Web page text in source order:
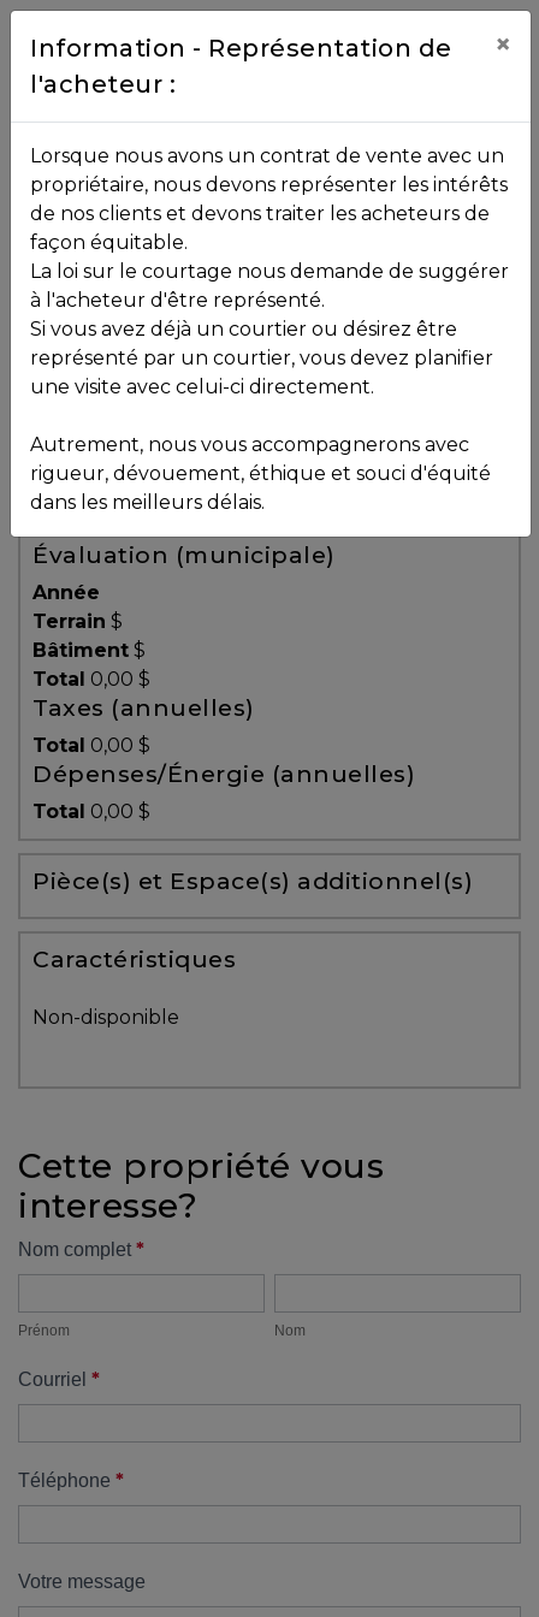
Contact
NOS
PROPRIÉTÉS
VOS
COURTIERS
Équipe
Partenaires
Témoignages
Blogue
ACHAT
Alerte
immobilière
Avec
un
courtier
vous
protégé!
outils
pour
financement
propriétaire
UNE
DÉCISION
!
de
démarrage
:
Toutes les propriétés
Vendu
, , ,
J8B 1P1
Voir plus de photos
Évaluation (municipale)
Année
Terrain $
Bâtiment $
Total 0,00 $
Taxes (annuelles)
Total 0,00 $
Dépenses/Énergie (annuelles)
Total 0,00 $
Pièce(s) et Espace(s) additionnel(s)
Caractéristiques
Non-disponible
Cette propriété vous
interesse?
Formulaire
Nom complet *
Prénom Nom
Courriel *
Téléphone *
Votre message
Information - Représentation de
l'acheteur :
×
Lorsque nous avons un contrat de vente avec un
propriétaire, nous devons représenter les intérêts
de nos clients et devons traiter les acheteurs de
façon équitable.
La loi sur le courtage nous demande de suggérer
à l'acheteur d'être représenté.
Si vous avez déjà un courtier ou désirez être
représenté par un courtier, vous devez planifier
une visite avec celui-ci directement.
Autrement, nous vous accompagnerons avec
rigueur, dévouement, éthique et souci d'équité
dans les meilleurs délais.